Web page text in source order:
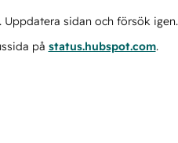
sidan och försök igen.
på status.hubspot.com.